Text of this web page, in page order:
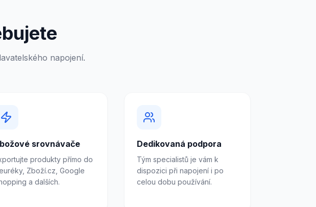
napojení.
srovnávače
produkty přímo do
Zboží.cz, Google
a dalších.
Dedikovaná podpora
Tým specialistů je vám k
dispozici při napojení i po
celou dobu používání.